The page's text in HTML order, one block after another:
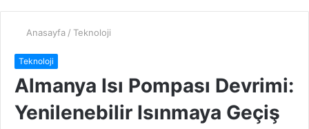
Anasayfa / Teknoloji
Teknoloji
Almanya Isı Pompası Devrimi:
Yenilenebilir Isınmaya Geçiş